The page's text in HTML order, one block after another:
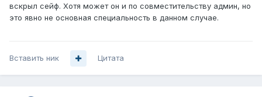
вскрыл сейф. Хотя может он и по совместительству админ, но
это явно не основная специальность в данном случае.
Вставить ник Цитата